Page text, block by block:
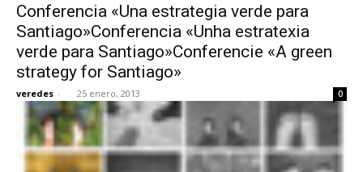
Conferencia «Una estrategia verde para
Santiago»Conferencia «Unha estratexia
verde para Santiago»Conferencie «A green
strategy for Santiago»
veredes - 25 enero, 2013 0